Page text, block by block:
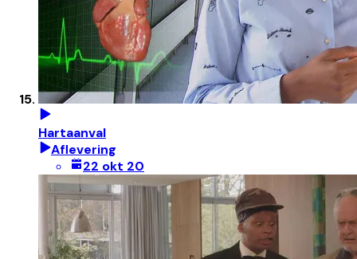
Hartaanval
Aflevering
22 okt 20